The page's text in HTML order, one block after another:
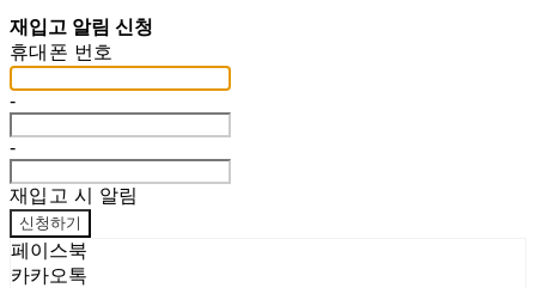
재입고 알림 신청
휴대폰 번호
-
-
재입고 시 알림
신청하기
페이스북
카카오톡